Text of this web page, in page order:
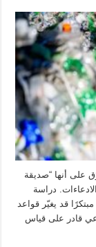
على أنها “صديقة
دراسة
قد يغيّر قواعد
قادر على قياس